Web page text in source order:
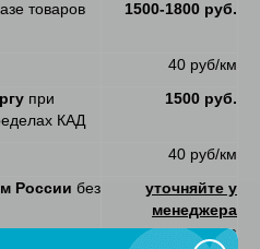
товаров
1500-1800 руб.
40 руб/км
при
КАД
1500 руб.
40 руб/км
России без
уточняйте у
менеджера
магазина